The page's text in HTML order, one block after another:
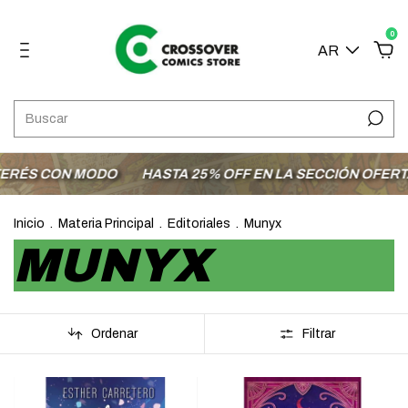
AR
0
CON MODO HASTA 25% OFF EN LA SECCIÓN OFERTAS
Inicio . Materia Principal . Editoriales . Munyx
MUNYX
Ordenar Filtrar